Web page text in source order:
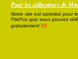
Pour les utilisateurs de
Notre site est optimisé pour
FireFox que vous pouvez
gratuitement ici